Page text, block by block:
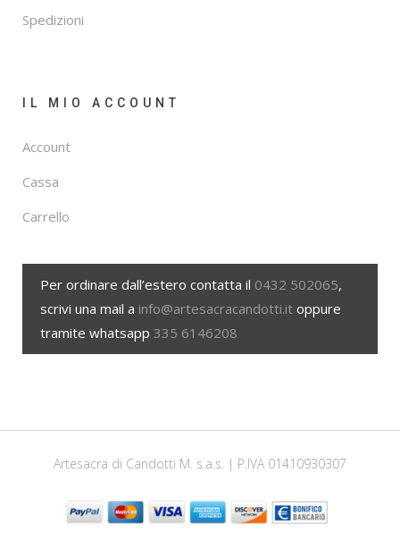
Spedizioni
IL MIO ACCOUNT
Account
Cassa
Carrello
Per ordinare dall’estero contatta il 0432 502065,
scrivi una mail a info@artesacracandotti.it oppure
tramite whatsapp 335 6146208
Artesacra di Candotti M. s.a.s. | P.IVA 01410930307